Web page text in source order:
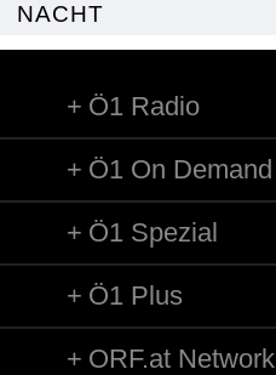
NACHT
Ö1 Radio
Ö1 On Demand
Ö1 Spezial
Ö1 Plus
ORF.at Network